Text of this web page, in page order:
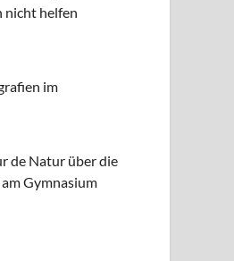
nicht helfen
im
de Natur über die
Gymnasium